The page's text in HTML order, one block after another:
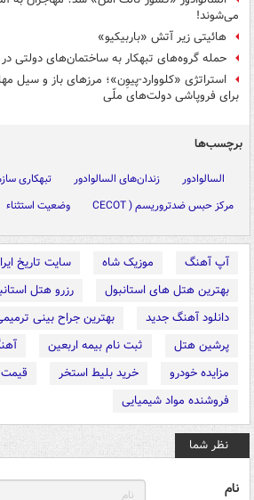
می‌شوند!
هائیتی زیر آتش «باربیکیو»
حمله گروه‌های تبهکار به ساختمان‌های دولتی
استراتژی «کلووارد-پیوِن»؛ مرزهای باز و سیل
برای فروپاشی دولت‌های ملّی
برچسب‌ها
السالوادور زندان‌های السالوادور تبهکاری
مرکز حبس ضدتروریسم ( CECOT
وضعیت استثناء
آپ آهنگ موزیک شاه
سایت تاریخ
بهترین هتل های استانبول
رزرو هتل
دانلود آهنگ جدید
بهترین جراح بینی
پرشین هتل
ثبت نام بیمه اربعین
مزایده خودرو
خرید بلیط استخر
فروشنده مواد شیمیایی
نظر شما
نام